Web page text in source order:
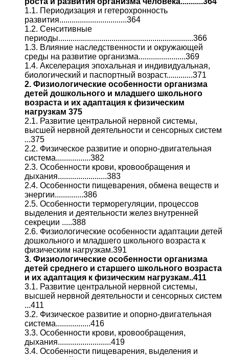
1.1. Периодизация и гетерохронность
развития.................................364
1.2. Сенситивные
периоды..................................................................366
1.3. Влияние наследственности и окружающей
среды на развитие организма.......................369
1.4. Акселерация эпохальная и индивидуальная,
биологический и паспортный возраст.............371
2. Физиологические особенности организма
детей дошкольного и младшего школьного
возраста и их адаптация к физическим
нагрузкам 375
2.1. Развитие центральной нервной системы,
высшей нервной деятельности и сенсорных систем
...375
2.2. Физическое развитие и опорно-двигательная
система.................382
2.3. Особенности крови, кровообращения и
дыхания........................383
2.4. Особенности пищеварения, обмена веществ и
энергии..............386
2.5. Особенности терморегуляции, процессов
выделения и деятельности желез внутренней
секреции .....388
2.6. Физиологические особенности адаптации детей
дошкольного и младшего школьного возраста к
физическим нагрузкам.391
3. Физиологические особенности организма
детей среднего и старшего школьного возраста
и их адаптация к физическим нагрузкам..411
3.1. Развитие центральной нервной системы,
высшей нервной деятельности и сенсорных систем
...411
3.2. Физическое развитие и опорно-двигательная
система.................416
3.3. Особенности крови, кровообращения,
дыхания..........................419
3.4. Особенности пищеварения, выделения и